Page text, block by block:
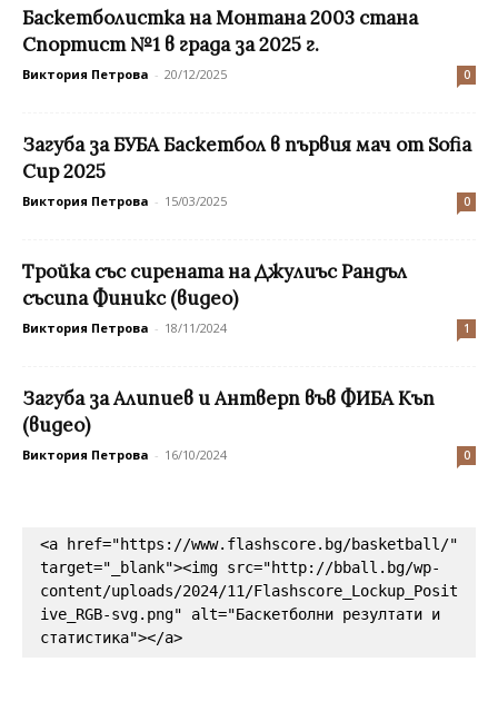
Баскетболистка на Монтана 2003 стана
Спортист №1 в града за 2025 г.
Виктория Петрова - 20/12/2025 0
Загуба за БУБА Баскетбол в първия мач от Sofia
Cup 2025
Виктория Петрова - 15/03/2025 0
Tройка със сирената на Джулиъс Рандъл
съсипа Финикс (видео)
Виктория Петрова - 18/11/2024 1
Загуба за Алипиев и Антверп във ФИБА Къп
(видео)
Виктория Петрова - 16/10/2024 0
<a href="https://www.flashscore.bg/basketball/"
target="_blank"><img src="http://bball.bg/wp-
content/uploads/2024/11/Flashscore_Lockup_Posit
ive_RGB-svg.png" alt="Баскетболни резултати и
статистика"></a>